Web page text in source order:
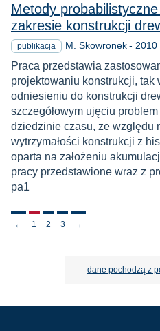
Metody
zakresie konstrukcji
publikacja M. Skowronek - Rok
2010
Praca przedstawia
projektowaniu konstrukcji, tak
odniesieniu do konstrukcji
szczegółowym ujęciu
dziedzinie czasu, ze względu
wytrzymałości konstrukcji z
oparta na założeniu
pracy przedstawione wraz z
pa1
Stronicowanie
← 1 2 3 →
dane pochodzą z